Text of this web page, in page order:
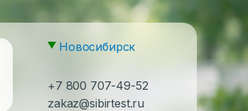
Новосибирск
+7 800 707-49-52
zakaz@sibirtest.ru